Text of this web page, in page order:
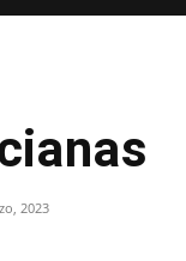
2023